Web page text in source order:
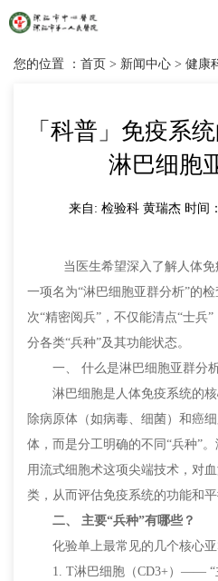
您的位置 ： 首页 > 新闻中心 > 健康
「科普」免疫系
淋巴细胞
来自: 检验科 黄瑞杰 时间
当医生希望深入了解人体免
一项名为“淋巴细胞亚群分析”的
次“精密阅兵”，不仅能清点“士兵
分各类“兵种”及其功能状态。
一、 什么是淋巴细胞亚群分
淋巴细胞是人体免疫系统的核
除病原体（如病毒、细菌）和癌
体，而是分工明确的不同“兵种”
用流式细胞术这项尖端技术，对
类，从而评估免疫系统的功能和平
二、 主要“兵种”有哪些？
化验单上最常见的几个核心亚
1. T淋巴细胞（CD3+）—— “